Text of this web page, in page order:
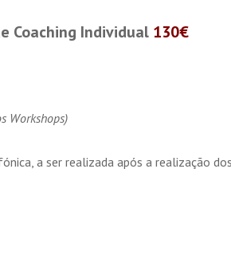
Coaching Individual 130€
Workshops)
a ser realizada após a realização